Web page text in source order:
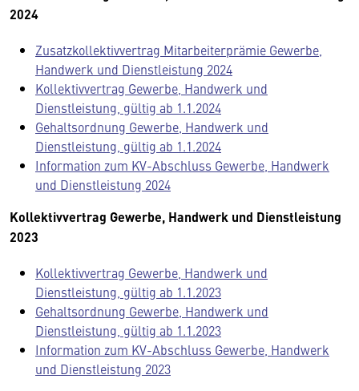
2024
Zusatzkollektivvertrag Mitarbeiterprämie Gewerbe,
Handwerk und Dienstleistung 2024
Kollektivvertrag Gewerbe, Handwerk und
Dienstleistung, gültig ab 1.1.2024
Gehaltsordnung Gewerbe, Handwerk und
Dienstleistung, gültig ab 1.1.2024
Information zum KV-Abschluss Gewerbe, Handwerk
und Dienstleistung 2024
Kollektivvertrag Gewerbe, Handwerk und Dienstleistung
2023
Kollektivvertrag Gewerbe, Handwerk und
Dienstleistung, gültig ab 1.1.2023
Gehaltsordnung Gewerbe, Handwerk und
Dienstleistung, gültig ab 1.1.2023
Information zum KV-Abschluss Gewerbe, Handwerk
und Dienstleistung 2023